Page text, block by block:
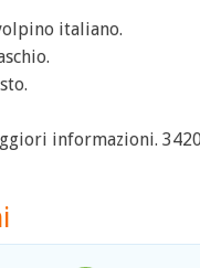
italiano.
informazioni.